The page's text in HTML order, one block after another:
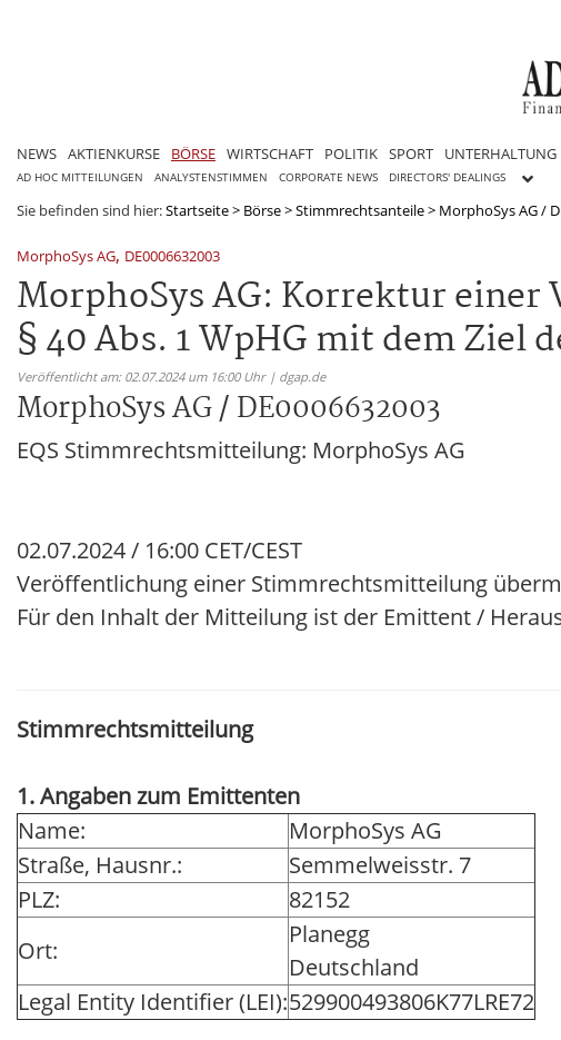
NEWS AKTIENKURSE BÖRSE WIRTSCHAFT POLITIK SPORT UNTERHALTUNG
AD HOC MITTEILUNGEN ANALYSTENSTIMMEN CORPORATE NEWS DIRECTORS' DEALINGS
Sie befinden sind hier:Startseite> Börse>Stimmrechtsanteile> MorphoSys AG /
MorphoSys AG, DE0006632003
MorphoSys AG: Korrektur
§ 40 Abs. 1 WpHG mit dem
Veröffentlicht am: 02.07.2024 um 16:00 Uhr | dgap.de
MorphoSys AG / DE0006632003
EQS Stimmrechtsmitteilung: MorphoSys AG
02.07.2024 / 16:00 CET/CEST
Veröffentlichung einer Stimmrechtsmitteilung
Für den Inhalt der Mitteilung ist der Emittent /
Stimmrechtsmitteilung
1. Angaben zum Emittenten
Name:
MorphoSys AG
Straße, Hausnr.:
Semmelweisstr. 7
PLZ:
82152
Ort:
Planegg
Deutschland
Legal Entity Identifier (LEI):529900493806K77LRE72